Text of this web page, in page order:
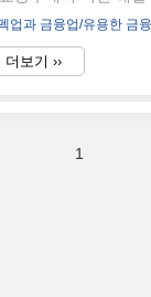
떤 방안을 임차인에게
쏟아지고 있었는데
위해 "안심전세앱"
데요. 전세사기 피
심전세앱" 그리고, (
업과 금융업/유용한 금
더보기 ››
1